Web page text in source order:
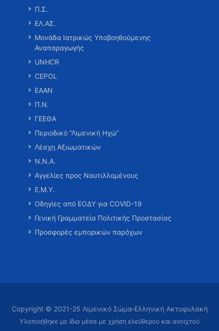
Π.Σ.
ΕΛ.ΑΣ.
Μονάδα Ιατρικώς Υποβοηθούμενης
Αναπαραγωγής
UNHCR
CEPOL
ΕΑΑΝ
Π.Ν.
ΓΕΕΘΑ
Περιοδικό “Λιμενική Ηχώ”
Λέσχη Αξιωματικών
Ν.Ν.Α.
Αγγελίες προς Ναυτιλλομένους
Ε.Μ.Υ.
Οδηγίες από ΕΟΔΥ για COVID-19
Γενική Γραμματεία Πολιτικής Προστασίας
Προσφορές εμπορικών παρόχων
Copyright © 2021-25 Λιμενικό Σώμα-Ελληνική Ακτοφυλακή
Υλοποιήθηκε με ίδια μέσα με χρήση ελεύθερου και ανοιχτού